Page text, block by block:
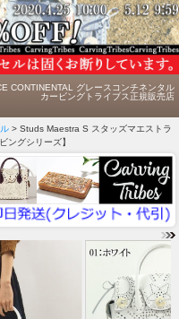
CONTINENTAL グレースコンチネンタル
カービングトライブス正規販売店
> Studs Maestra S スタッズマエストラ
ングシリーズ】